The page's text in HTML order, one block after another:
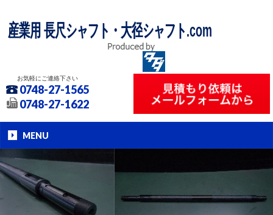
産業用 長尺シャフト・大径シャフト.com
お気軽にご連絡下さい
0748-27-1565
0748-27-1622
MENU